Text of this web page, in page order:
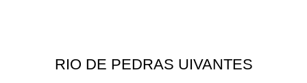
RIO DE PEDRAS UIVANTES